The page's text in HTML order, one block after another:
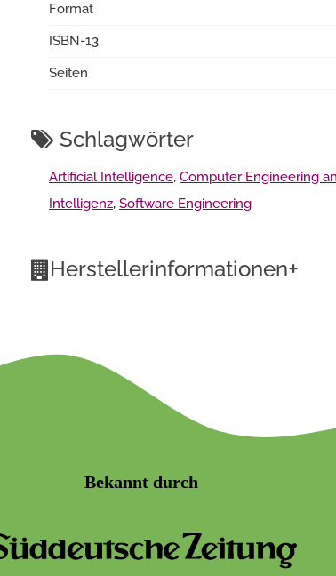
Format
ISBN-13
Seiten
Schlagwörter
Artificial Intelligence, Computer Engineering
Intelligenz, Software Engineering
Herstellerinformationen+
Bekannt durch